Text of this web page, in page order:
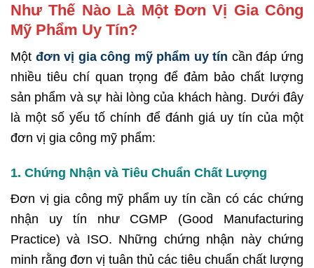
Như Thế Nào Là Một Đơn Vị Gia Công
Mỹ Phẩm Uy Tín?
Một đơn vị gia công mỹ phẩm uy tín cần đáp ứng
nhiều tiêu chí quan trọng để đảm bảo chất lượng
sản phẩm và sự hài lòng của khách hàng. Dưới đây
là một số yếu tố chính để đánh giá uy tín của một
đơn vị gia công mỹ phẩm:
1. Chứng Nhận và Tiêu Chuẩn Chất Lượng
Đơn vị gia công mỹ phẩm uy tín cần có các chứng
nhận uy tín như CGMP (Good Manufacturing
Practice) và ISO. Những chứng nhận này chứng
minh rằng đơn vị tuân thủ các tiêu chuẩn chất lượng